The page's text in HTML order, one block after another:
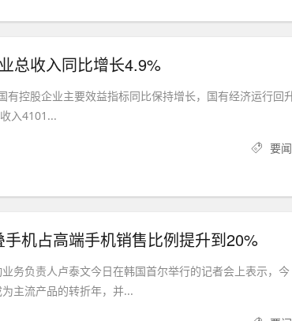
总收入同比增长4.9%
有控股企业主要效益指标同比保持增长，国有经济运行回
入4101...
要闻
机占高端手机销售比例提升到20%
务负责人卢泰文今日在韩国首尔举行的记者会上表示，今
主流产品的转折年，并...